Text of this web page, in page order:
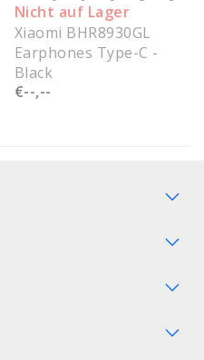
Nicht auf Lager
Xiaomi BHR8930GL
Earphones Type-C -
Black
€--,--